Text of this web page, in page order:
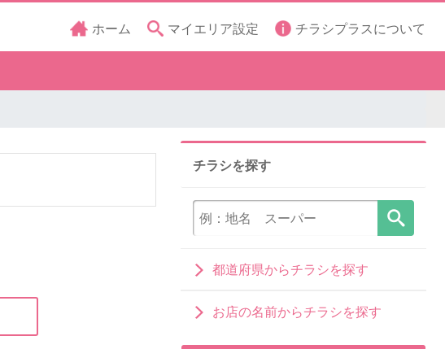
ホーム マイエリア設定 チラシプラスについて
チラシを探す
都道府県からチラシを探す
お店の名前からチラシを探す